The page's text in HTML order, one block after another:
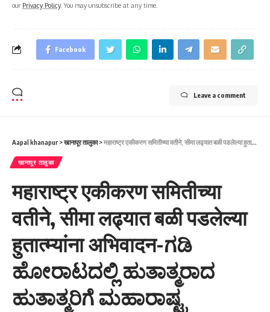
our Privacy Policy. You may unsubscribe at any time.
Facebook
Leave a comment
Aapal khanapur >खानापूर तालुका>महाराष्ट्र एकीकरण समितीच्या वतीने, सीमा लढ्यात बळी पडलेल्या हुतात्म्यांना अभिवादन-ಗಡಿ ಹೋರಾಟದಲ್ಲಿ ಹುತಾತ್ಮರಾದ ಹುತಾತ್ಮರಿಗೆ ಮಹಾರಾಷ್ಟ್ರ ಏಕೀಕರಣ ಸಮಿತಿಯ ವತಿಯಿಂದ ನಮನಗಳು.
खानापूर तालुका
महाराष्ट्र एकीकरण समितीच्या
वतीने, सीमा लढ्यात बळी पडलेल्या
हुतात्म्यांना अभिवादन-ಗಡಿ
ಹೋರಾಟದಲ್ಲಿ ಹುತಾತ್ಮರಾದ
ಹುತಾತ್ಮರಿಗೆ ಮಹಾರಾಷ್ಟ್ರ